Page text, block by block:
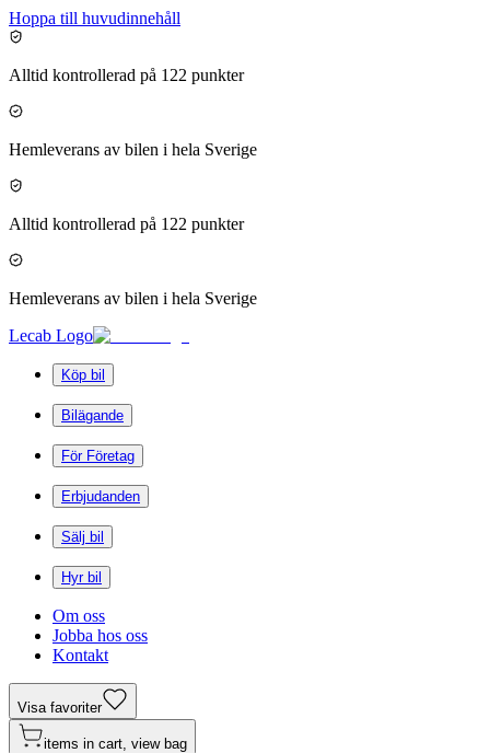
Hoppa till huvudinnehåll
Alltid kontrollerad på 122 punkter
Hemleverans av bilen i hela Sverige
Alltid kontrollerad på 122 punkter
Hemleverans av bilen i hela Sverige
Lecab Logo
Köp bil
Bilägande
För Företag
Erbjudanden
Sälj bil
Hyr bil
Om oss
Jobba hos oss
Kontakt
Visa favoriter
items in cart, view bag